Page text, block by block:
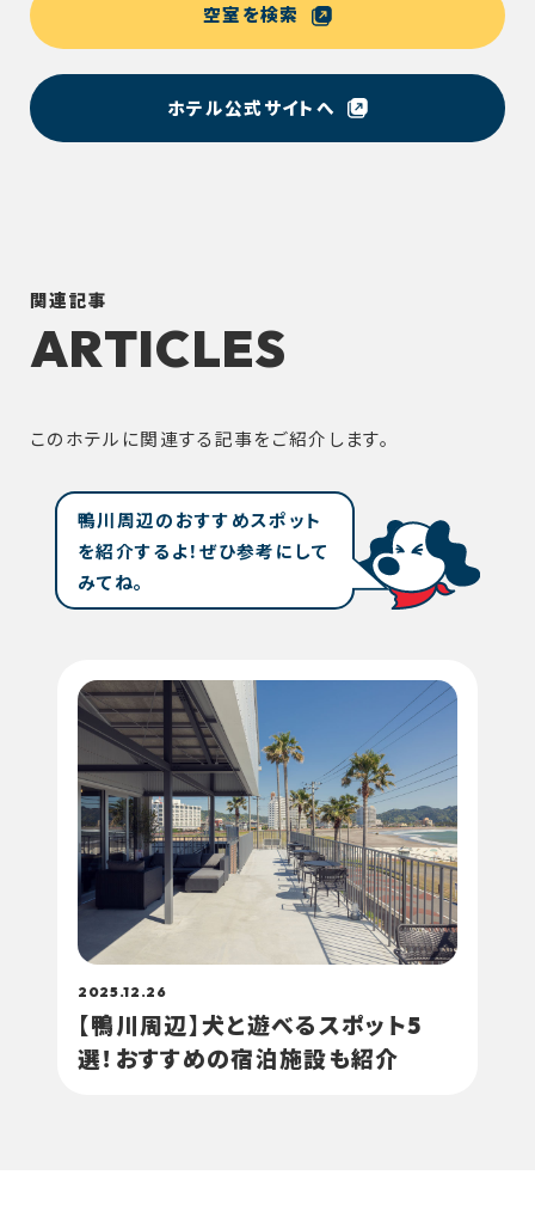
空室を検索
ホテル公式サイトへ
関連記事
ARTICLES
このホテルに関連する記事をご紹介します。
鴨川周辺のおすすめスポット
を紹介するよ！ぜひ参考にして
みてね。
2025.12.26
【鴨川周辺】犬と遊べるスポット5
選！おすすめの宿泊施設も紹介